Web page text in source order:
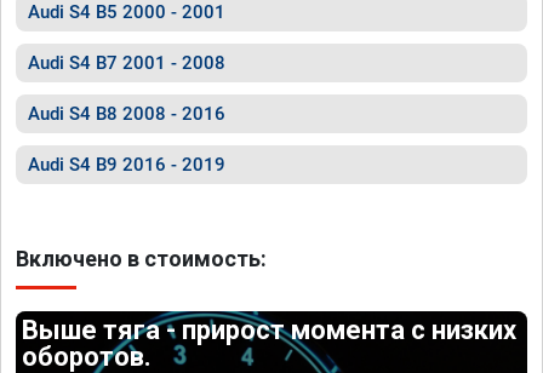
Audi S4 B5 2000 - 2001
Audi S4 B7 2001 - 2008
Audi S4 B8 2008 - 2016
Audi S4 B9 2016 - 2019
Включено в стоимость:
Выше тяга - прирост момента с низких
оборотов.